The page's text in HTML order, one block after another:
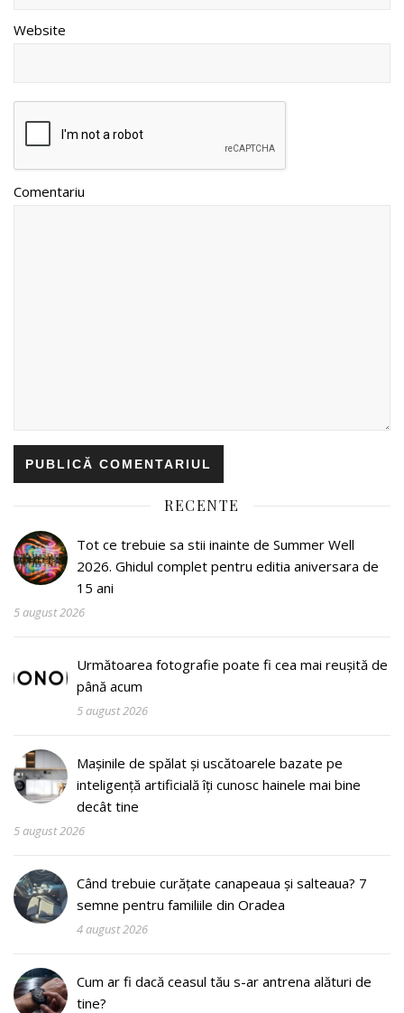
Website
Comentariu
RECENTE
Tot ce trebuie sa stii inainte de Summer Well
2026. Ghidul complet pentru editia aniversara de
15 ani
5 august 2026
Următoarea fotografie poate fi cea mai reușită de
până acum
5 august 2026
Mașinile de spălat și uscătoarele bazate pe
inteligență artificială îți cunosc hainele mai bine
decât tine
5 august 2026
Când trebuie curățate canapeaua și salteaua? 7
semne pentru familiile din Oradea
4 august 2026
Cum ar fi dacă ceasul tău s-ar antrena alături de
tine?